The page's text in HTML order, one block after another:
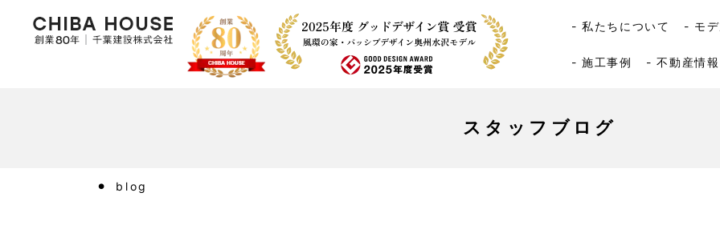
- 私たちについて - モ
- 施工事例 - 不動産情報
スタッフブログ
blog